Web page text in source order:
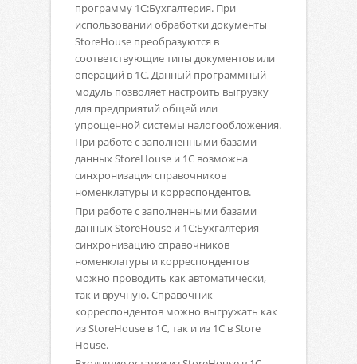
программу 1С:Бухгалтерия. При
использовании обработки документы
StoreHouse преобразуются в
соответствующие типы документов или
операций в 1С. Данный программный
модуль позволяет настроить выгрузку
для предприятий общей или
упрощенной системы налогообложения.
При работе с заполненными базами
данных StoreHouse и 1С возможна
синхронизация справочников
номенклатуры и корреспондентов.
При работе с заполненными базами
данных StoreHouse и 1С:Бухгалтерия
синхронизацию справочников
номенклатуры и корреспондентов
можно проводить как автоматически,
так и вручную. Справочник
корреспондентов можно выгружать как
из StoreHouse в 1С, так и из 1С в Store
House.